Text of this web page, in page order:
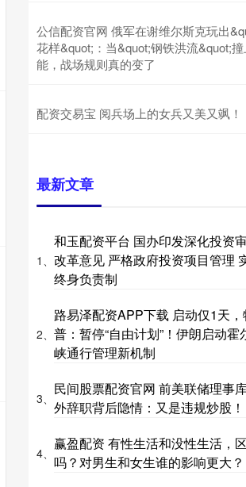
公信配资官网 俄军在谢维尔斯克玩出
花样&quot;：当&quot;钢铁洪流&quot;
能，战场规则真的变了
配资交易宝 阅兵场上的女兵又美又飒！
最新文章
1、
和玉配资平台 国办印发深化投资
改革意见 严格政府投资项目管理
终身负责制
2、
路易泽配资APP下载 启动仅1天，
普：暂停“自由计划”！伊朗启动霍
峡通行管理新机制
3、
民间股票配资官网 前美联储理事
外辞职背后隐情：又是违规炒股！
4、
赢盈配资 有性生活和没性生活，
吗？对男生和女生谁的影响更大？